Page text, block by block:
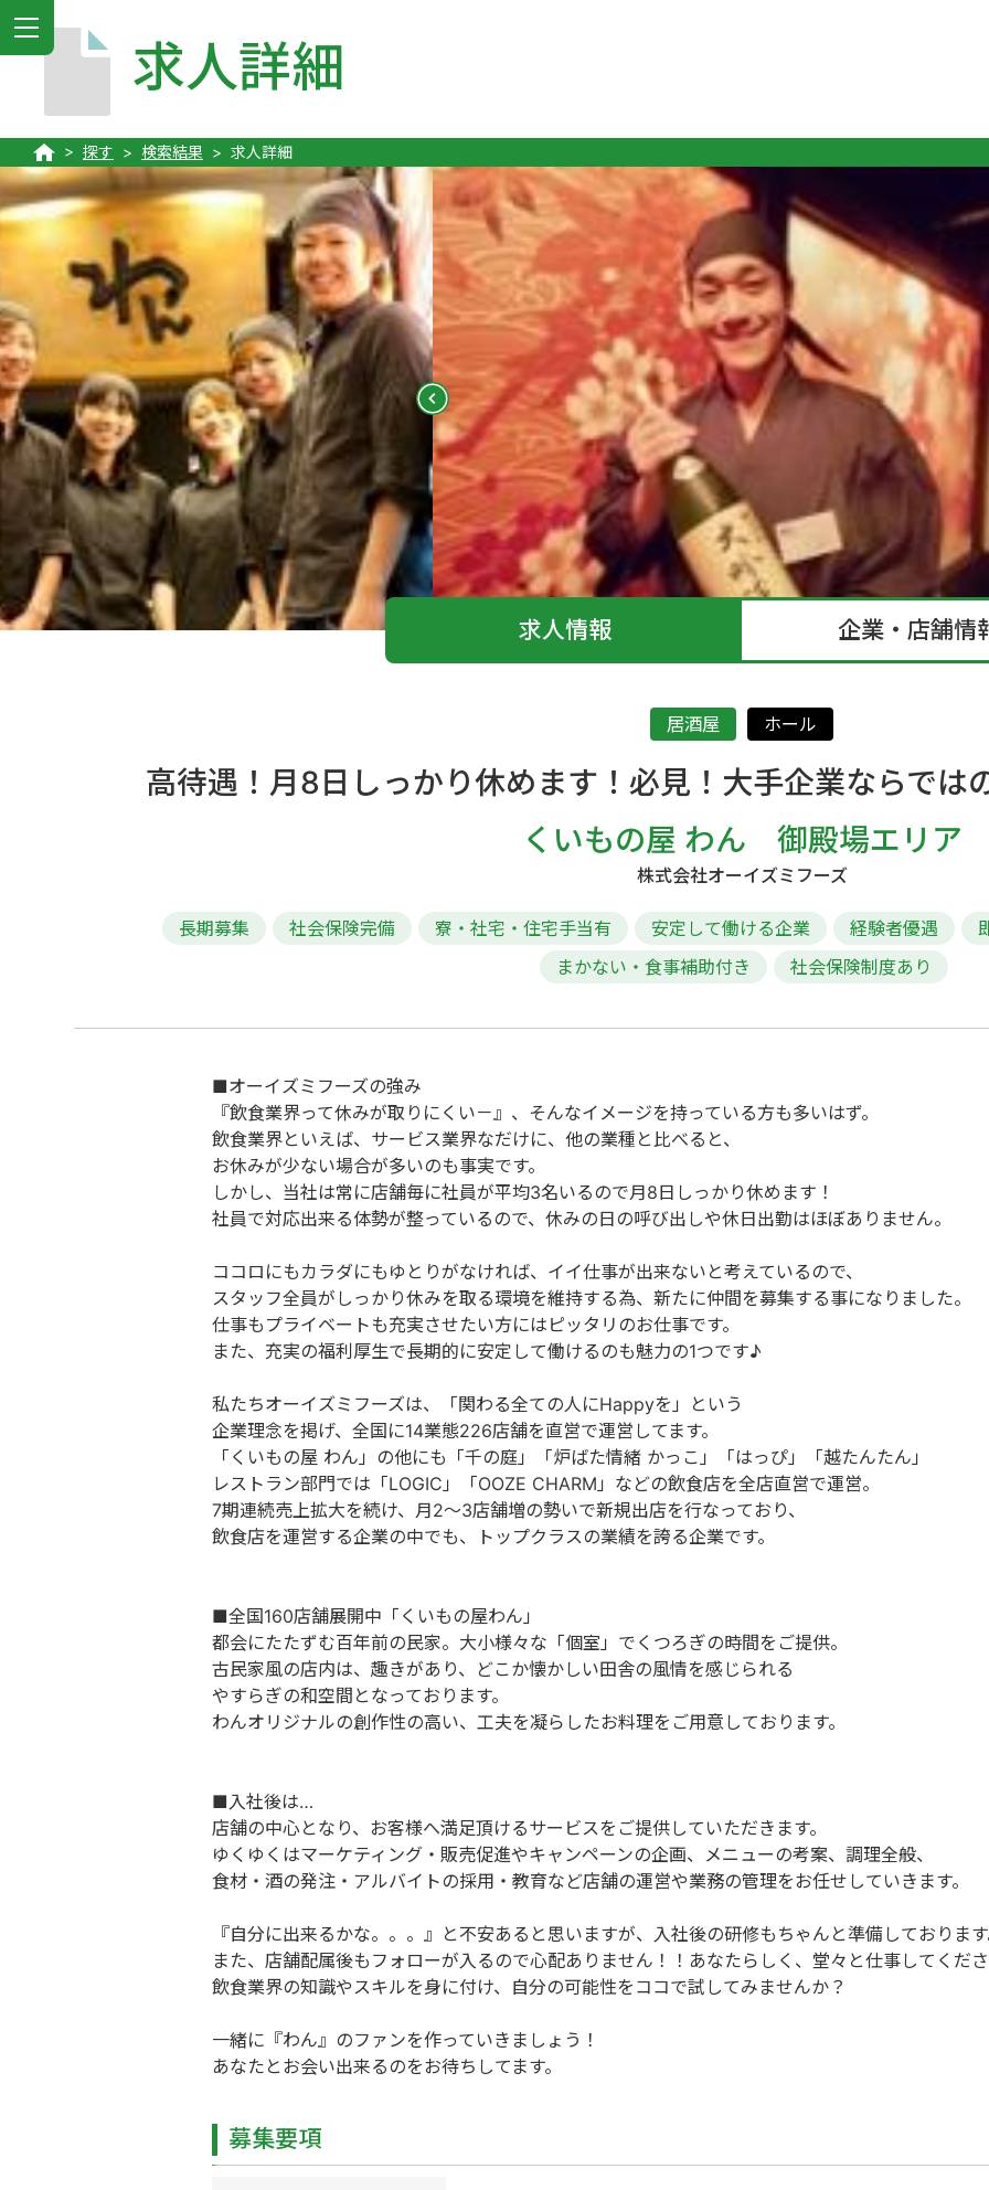
MENU
求人詳細
探す 検索結果 求人詳細
求人情報 企業・店舗情
居酒屋 ホール
高待遇！月8日しっかり休めます！必見！大手企業ならでは
くいもの屋 わん 御殿場エリア
株式会社オーイズミフーズ
長期募集 社会保険完備 寮・社宅・住宅手当有 安定して働ける企業 経験者優遇
まかない・食事補助付き
社会保険制度あり
■オーイズミフーズの強み
『飲食業界って休みが取りにくい－』、そんなイメージを持っている方も多いはず。
飲食業界といえば、サービス業界なだけに、他の業種と比べると、
お休みが少ない場合が多いのも事実です。
しかし、当社は常に店舗毎に社員が平均3名いるので月8日しっかり休めます！
社員で対応出来る体勢が整っているので、休みの日の呼び出しや休日出勤はほぼありません。
ココロにもカラダにもゆとりがなければ、イイ仕事が出来ないと考えているので、
スタッフ全員がしっかり休みを取る環境を維持する為、新たに仲間を募集する事になりました。
仕事もプライベートも充実させたい方にはピッタリのお仕事です。
また、充実の福利厚生で長期的に安定して働けるのも魅力の1つです♪
私たちオーイズミフーズは、「関わる全ての人にHappyを」という
企業理念を掲げ、全国に14業態226店舗を直営で運営してます。
「くいもの屋 わん」の他にも「千の庭」「炉ばた情緒 かっこ」「はっぴ」「越たんたん」
レストラン部門では「LOGIC」「OOZE CHARM」などの飲食店を全店直営で運営。
7期連続売上拡大を続け、月2～3店舗増の勢いで新規出店を行なっており、
飲食店を運営する企業の中でも、トップクラスの業績を誇る企業です。
■全国160店舗展開中「くいもの屋わん」
都会にたたずむ百年前の民家。大小様々な「個室」でくつろぎの時間をご提供。
古民家風の店内は、趣きがあり、どこか懐かしい田舎の風情を感じられる
やすらぎの和空間となっております。
わんオリジナルの創作性の高い、工夫を凝らしたお料理をご用意しております。
■入社後は…
店舗の中心となり、お客様へ満足頂けるサービスをご提供していただきます。
ゆくゆくはマーケティング・販売促進やキャンペーンの企画、メニューの考案、調理全般、
食材・酒の発注・アルバイトの採用・教育など店舗の運営や業務の管理をお任せしていきます。
『自分に出来るかな。。。』と不安あると思いますが、入社後の研修もちゃんと準備しておりま
また、店舗配属後もフォローが入るので心配ありません！！あなたらしく、堂々と仕事してくだ
飲食業界の知識やスキルを身に付け、自分の可能性をココで試してみませんか？
一緒に『わん』のファンを作っていきましょう！
あなたとお会い出来るのをお待ちしてます。
募集要項